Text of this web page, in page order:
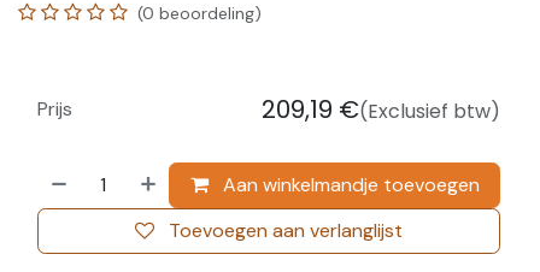
(0 beoordeling)
Aan winkelmandje toevoegen
Toevoegen aan verlanglijst
Prijs 209,19 €(Exclusief btw)